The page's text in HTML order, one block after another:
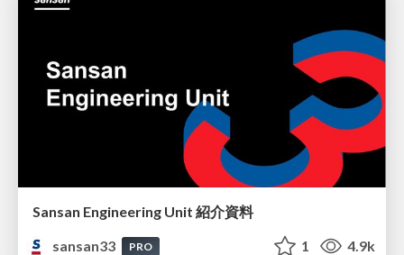
Sansan Engineering Unit 紹介資料
sansan33
PRO 1 4.9k